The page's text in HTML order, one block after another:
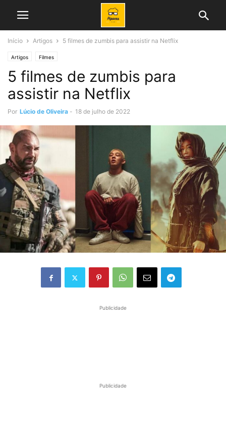
Início Artigos 5 filmes de zumbis para assistir na Netflix
Artigos Filmes
5 filmes de zumbis para
assistir na Netflix
Por Lúcio de Oliveira - 18 de julho de 2022
Publicidade
Publicidade